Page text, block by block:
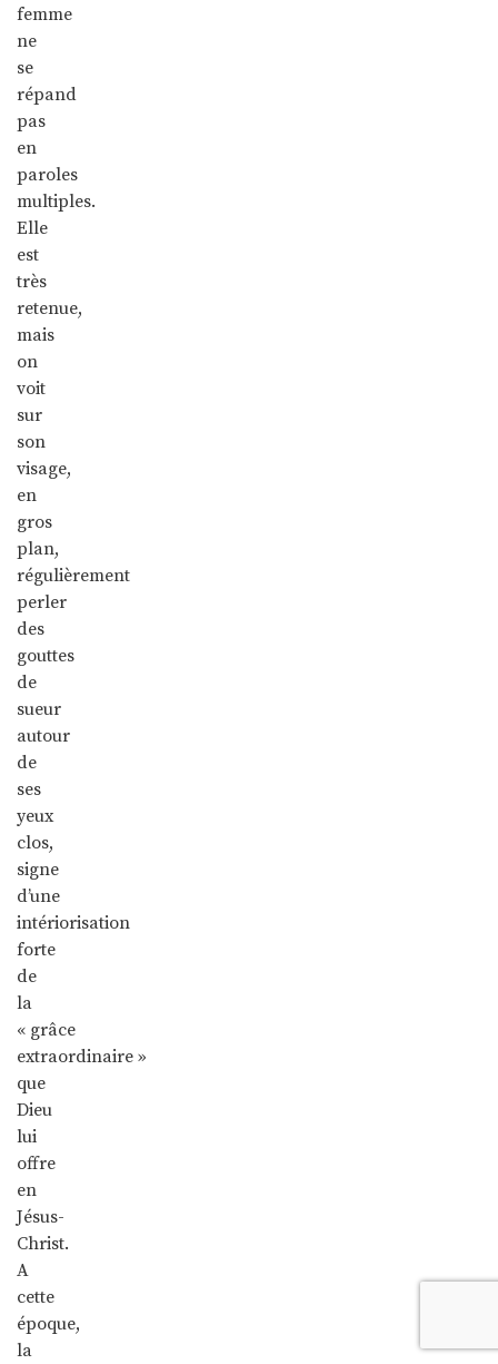
femme
ne
se
répand
pas
en
paroles
multiples.
Elle
est
très
retenue,
mais
on
voit
sur
son
visage,
en
gros
plan,
régulièrement
perler
des
gouttes
de
sueur
autour
de
ses
yeux
clos,
signe
d’une
intériorisation
forte
de
la
« grâce
extraordinaire »
que
Dieu
lui
offre
en
Jésus-
Christ.
A
cette
époque,
la